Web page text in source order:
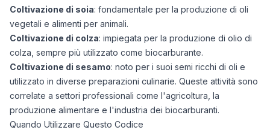
Coltivazione di soia: fondamentale per la produzione di oli
vegetali e alimenti per animali.
Coltivazione di colza: impiegata per la produzione di olio di
colza, sempre più utilizzato come biocarburante.
Coltivazione di sesamo: noto per i suoi semi ricchi di oli e
utilizzato in diverse preparazioni culinarie. Queste attività sono
correlate a settori professionali come l'agricoltura, la
produzione alimentare e l'industria dei biocarburanti.
Quando Utilizzare Questo Codice